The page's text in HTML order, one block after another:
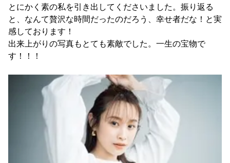
とにかく素の私を引き出してくださいました。振り返る
と、なんて贅沢な時間だったのだろう、幸せ者だな！と実
感しております！
出来上がりの写真もとても素敵でした。一生の宝物で
す！！！